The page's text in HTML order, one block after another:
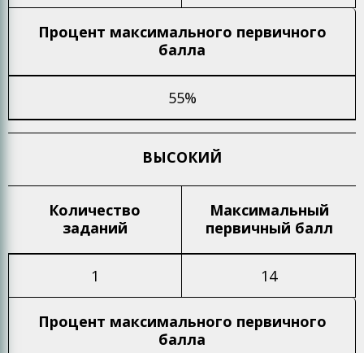
Процент максимального первичного
балла
55%
ВЫСОКИЙ
Количество
заданий
Максимальный
первичный балл
1 14
Процент максимального первичного
балла